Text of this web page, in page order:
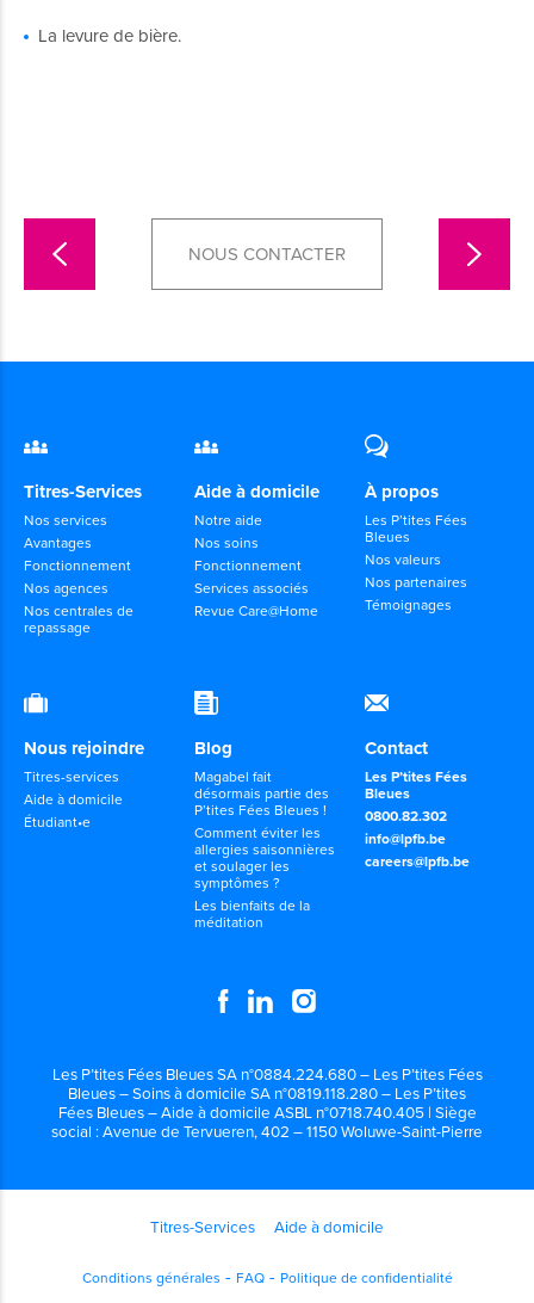
La levure de bière.
NOUS CONTACTER
Titres-Services
Nos services
Avantages
Fonctionnement
Nos agences
Nos centrales de
repassage
Aide à domicile
Notre aide
Nos soins
Fonctionnement
Services associés
Revue Care@Home
À propos
Les P’tites Fées
Bleues
Nos valeurs
Nos partenaires
Témoignages
Nous rejoindre
Titres-services
Aide à domicile
Étudiant•e
Blog
Magabel fait
désormais partie des
P’tites Fées Bleues !
Comment éviter les
allergies saisonnières
et soulager les
symptômes ?
Les bienfaits de la
méditation
Contact
Les P’tites Fées
Bleues
0800.82.302
info@lpfb.be
careers@lpfb.be
Les P’tites Fées Bleues SA n°0884.224.680 – Les P’tites Fées
Bleues – Soins à domicile SA n°0819.118.280 – Les P’tites
Fées Bleues – Aide à domicile ASBL n°0718.740.405 | Siège
social : Avenue de Tervueren, 402 – 1150 Woluwe-Saint-Pierre
Titres-Services Aide à domicile
Conditions générales FAQ Politique de confidentialité